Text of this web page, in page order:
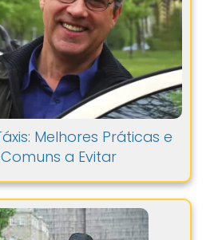
Melhores Práticas e
a Evitar